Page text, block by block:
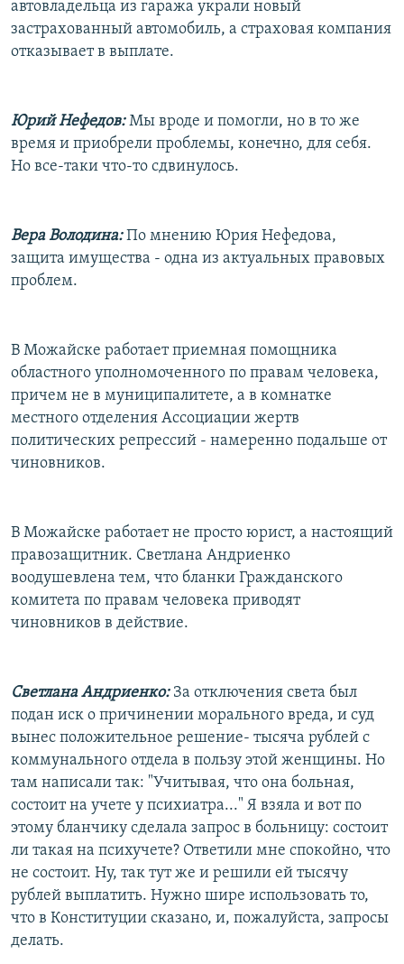
автовладельца из гаража украли новый
застрахованный автомобиль, а страховая компания
отказывает в выплате.
Юрий Нефедов:Мы вроде и помогли, но в то же
время и приобрели проблемы, конечно, для себя.
Но все-таки что-то сдвинулось.
Вера Володина:По мнению Юрия Нефедова,
защита имущества - одна из актуальных правовых
проблем.
В Можайске работает приемная помощника
областного уполномоченного по правам человека,
причем не в муниципалитете, а в комнатке
местного отделения Ассоциации жертв
политических репрессий - намеренно подальше от
чиновников.
В Можайске работает не просто юрист, а настоящий
правозащитник. Светлана Андриенко
воодушевлена тем, что бланки Гражданского
комитета по правам человека приводят
чиновников в действие.
Светлана Андриенко:За отключения света был
подан иск о причинении морального вреда, и суд
вынес положительное решение- тысяча рублей с
коммунального отдела в пользу этой женщины. Но
там написали так: "Учитывая, что она больная,
состоит на учете у психиатра..." Я взяла и вот по
этому бланчику сделала запрос в больницу: состоит
ли такая на психучете? Ответили мне спокойно, что
не состоит. Ну, так тут же и решили ей тысячу
рублей выплатить. Нужно шире использовать то,
что в Конституции сказано, и, пожалуйста, запросы
делать.